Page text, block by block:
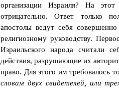
организации Израиля? На
отрицательно. Ответ только
апостолы ведут себя
религиозному руководству.
Израильского народа считали
действия, разрушающие их
право. Для этого им требовалось
словам двух свидетелей, или